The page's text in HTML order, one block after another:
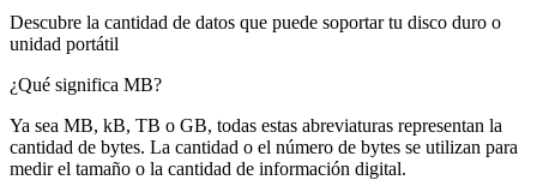
Descubre la cantidad de datos que puede soportar tu disco duro o
unidad portátil
¿Qué significa MB?
Ya sea MB, kB, TB o GB, todas estas abreviaturas representan la
cantidad de bytes. La cantidad o el número de bytes se utilizan para
medir el tamaño o la cantidad de información digital.